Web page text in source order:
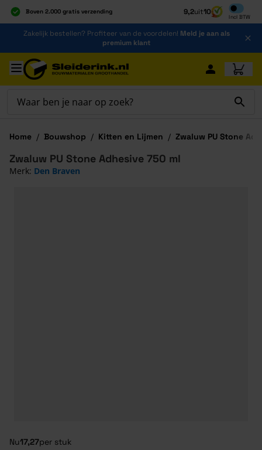
Boven 2.000 gratis verzending
Al 40 jaar dé specialist
Alles onder één dak
9,2uit10
Incl BTW
Inclusief
Ga naar de inhoud
Zakelijk bestellen? Profiteer van de voordelen! Meld je aan als
premium klant
Ga naar hoofdinhoud
Home / Bouwshop / Kitten en Lijmen / Zwaluw PU Stone
Nu17,27per stuk
Zwaluw PU Stone Adhesive 750 ml
Merk: Den Braven